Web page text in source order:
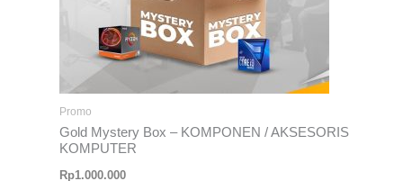
Promo
Gold Mystery Box – KOMPONEN / AKSESORIS
KOMPUTER
Rp1.000.000